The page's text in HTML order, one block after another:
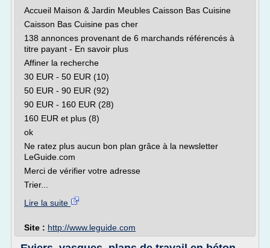
Accueil Maison & Jardin Meubles Caisson Bas Cuisine
Caisson Bas Cuisine pas cher
138 annonces provenant de 6 marchands référencés à
titre payant - En savoir plus
Affiner la recherche
30 EUR - 50 EUR (10)
50 EUR - 90 EUR (92)
90 EUR - 160 EUR (28)
160 EUR et plus (8)
ok
Ne ratez plus aucun bon plan grâce à la newsletter
LeGuide.com
Merci de vérifier votre adresse
Trier...
Lire la suite
Site : http://www.leguide.com